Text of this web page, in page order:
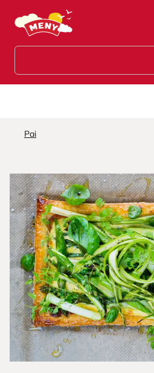
Hopp til hovedinnhold
Pai